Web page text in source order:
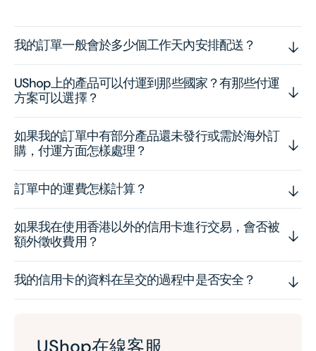
我的訂單一般會於多少個工作天內安排配送？
UShop上的產品可以付運到那些國家？有那些付運
方案可以選擇？
如果我的訂單中有部分產品還未發行或需於海外訂
購，付運方面怎樣處理？
訂單中的運費怎樣計算？
如果我在使用香港以外的信用卡進行交易，會否被
額外徵收費用？
我的信用卡的資料在呈交的過程中是否安全？